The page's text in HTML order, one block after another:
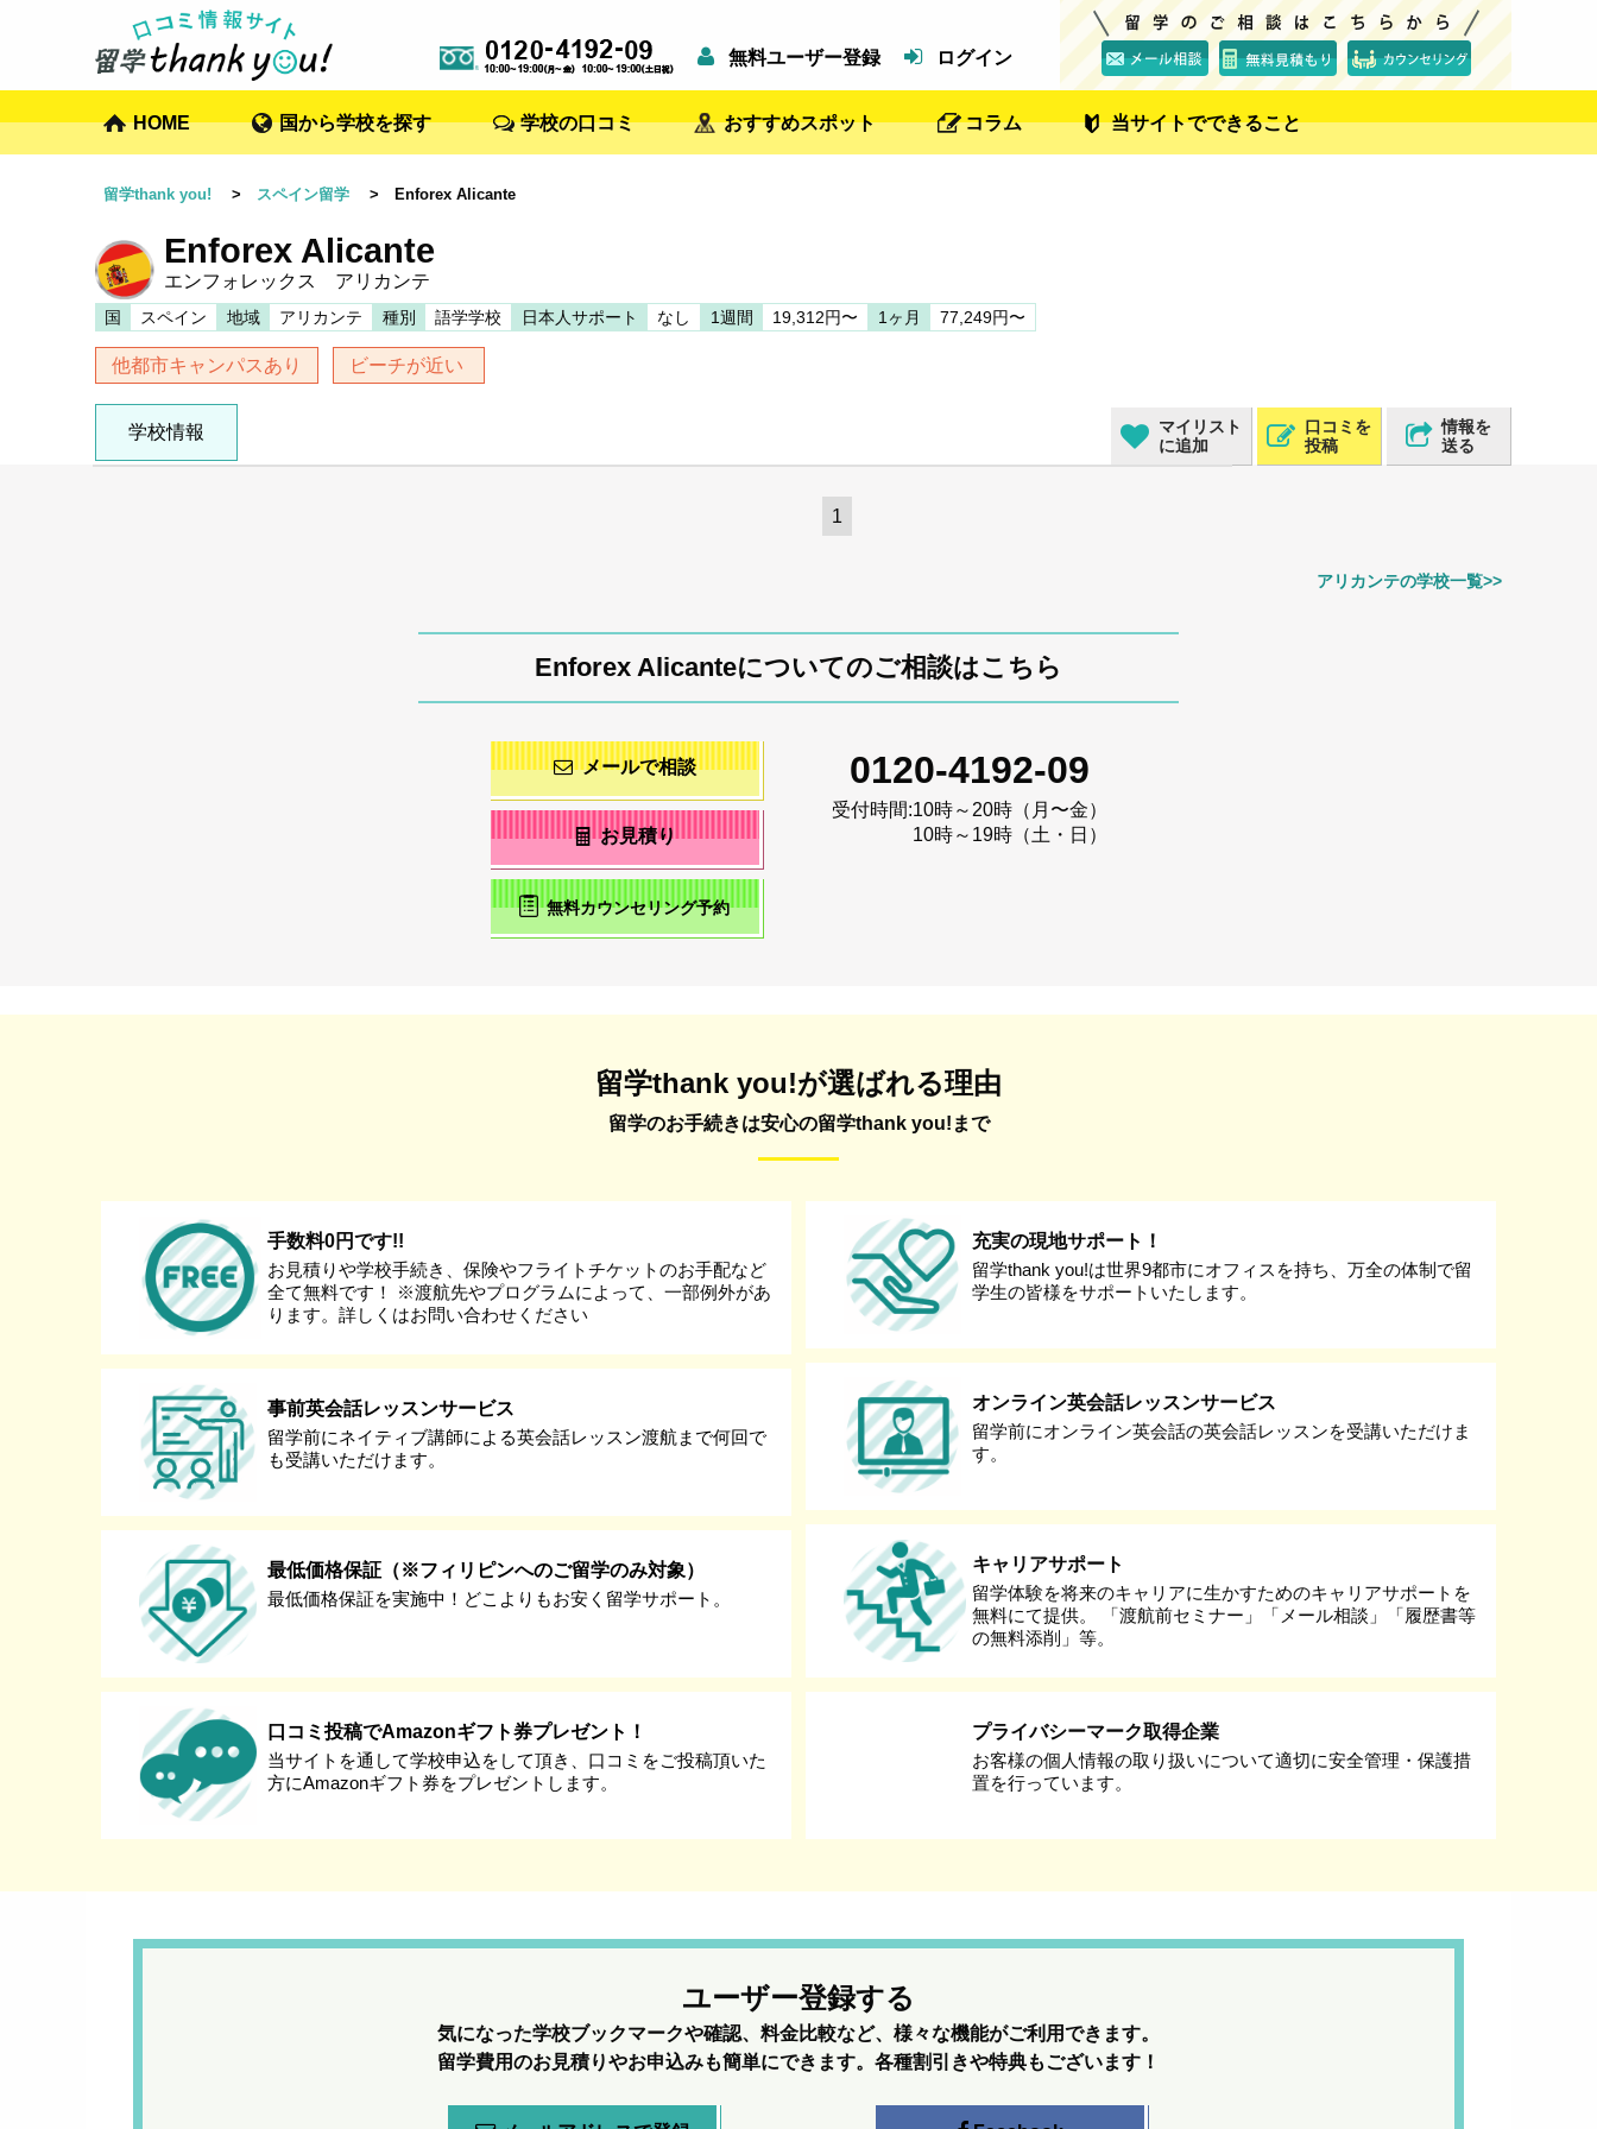
無料ユーザー登録 ログイン
HOME 国から学校を探す 学校の口コミ おすすめスポット コラム 当サイトでできること
留学thank you! > スペイン留学 > Enforex Alicante
Enforex Alicante
エンフォレックス アリカンテ
国 スペイン 地域 アリカンテ 種別 語学学校 日本人サポート なし 1週間 19,312円〜 1ヶ月 77,249円〜
他都市キャンパスあり ビーチが近い
マイリスト
に追加
口コミを
投稿
情報を
送る
学校情報
1
アリカンテの学校一覧>>
Enforex Alicanteについてのご相談はこちら
メールで相談
お見積り
無料カウンセリング予約
0120-4192-09
受付時間:10時～20時（月〜金）
10時～19時（土・日）
留学thank you!が選ばれる理由
留学のお手続きは安心の留学thank you!まで
手数料0円です!!
お見積りや学校手続き、保険やフライトチケットのお手配など
全て無料です！ ※渡航先やプログラムによって、一部例外があ
ります。詳しくはお問い合わせください
事前英会話レッスンサービス
留学前にネイティブ講師による英会話レッスン渡航まで何回で
も受講いただけます。
最低価格保証（※フィリピンへのご留学のみ対象）
最低価格保証を実施中！どこよりもお安く留学サポート。
口コミ投稿でAmazonギフト券プレゼント！
当サイトを通して学校申込をして頂き、口コミをご投稿頂いた
方にAmazonギフト券をプレゼントします。
充実の現地サポート！
留学thank you!は世界9都市にオフィスを持ち、万全の体制で留
学生の皆様をサポートいたします。
オンライン英会話レッスンサービス
留学前にオンライン英会話の英会話レッスンを受講いただけま
す。
キャリアサポート
留学体験を将来のキャリアに生かすためのキャリアサポートを
無料にて提供。 「渡航前セミナー」「メール相談」「履歴書等
の無料添削」等。
プライバシーマーク取得企業
お客様の個人情報の取り扱いについて適切に安全管理・保護措
置を行っています。
ユーザー登録する
気になった学校ブックマークや確認、料金比較など、様々な機能がご利用できます。
留学費用のお見積りやお申込みも簡単にできます。各種割引きや特典もございます！